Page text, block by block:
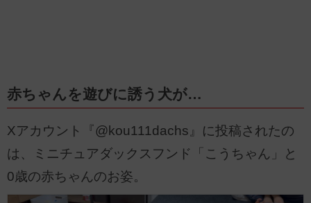
赤ちゃんを遊びに誘う犬が…
Xアカウント『@kou111dachs』に投稿されたの
は、ミニチュアダックスフンド「こうちゃん」と
0歳の赤ちゃんのお姿。